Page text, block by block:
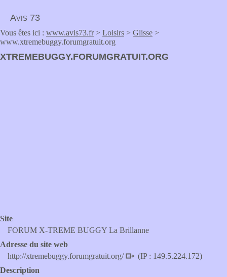
Avis 73
Vous êtes ici : www.avis73.fr> Loisirs > Glisse >
www.xtremebuggy.forumgratuit.org
XTREMEBUGGY.FORUMGRATUIT.ORG
Site
FORUM X-TREME BUGGY La Brillanne
Adresse du site web
http://xtremebuggy.forumgratuit.org/
(IP : 149.5.224.172)
Description